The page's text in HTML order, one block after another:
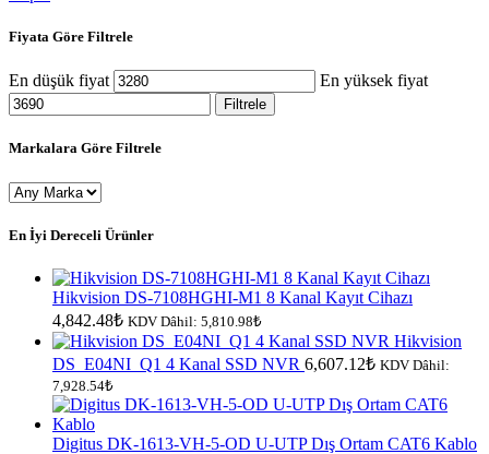
Fiyata Göre Filtrele
En düşük fiyat En yüksek fiyat
Filtrele
Markalara Göre Filtrele
En İyi Dereceli Ürünler
Hikvision DS-7108HGHI-M1 8 Kanal Kayıt Cihazı
4,842.48₺ KDV Dâhil: 5,810.98₺
Hikvision
DS_E04NI_Q1 4 Kanal SSD NVR 6,607.12₺ KDV Dâhil:
7,928.54₺
Digitus DK-1613-VH-5-OD U-UTP Dış Ortam CAT6 Kablo